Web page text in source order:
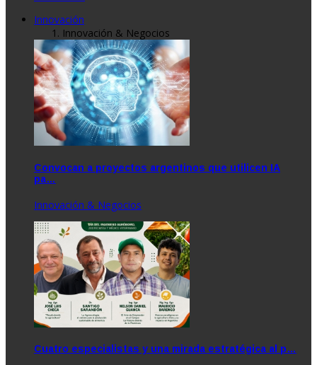
Innovación
Innovación & Negocios
Convocan a proyectos argentinos que utilicen IA
pa…
Innovación & Negocios
Cuatro especialistas y una mirada estratégica al p…